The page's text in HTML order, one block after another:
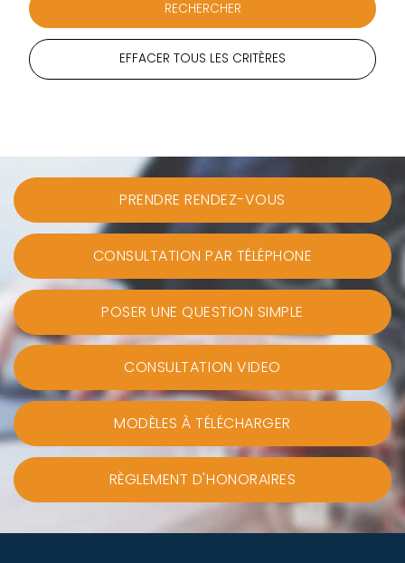
EFFACER TOUS LES CRITÈRES
PRENDRE RENDEZ-VOUS
CONSULTATION PAR TÉLÉPHONE
POSER UNE QUESTION SIMPLE
CONSULTATION VIDEO
MODÈLES À TÉLÉCHARGER
RÈGLEMENT D'HONORAIRES